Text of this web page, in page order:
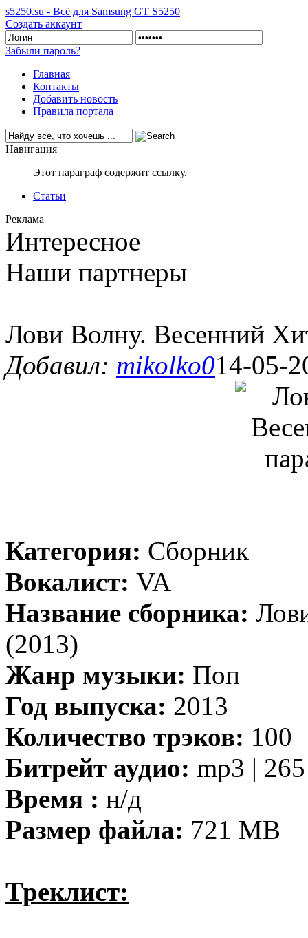
s5250.su - Всё для Samsung GT S5250
Создать аккаунт
Забыли пароль?
Главная
Контакты
Добавить новость
Правила портала
Навигация
Этот параграф содержит ссылку.
Статьи
Реклама
Интересное
Наши партнеры
Лови Волну. Весенний
Добавил: mikolko014-05-
Категория: Сборник
Вокалист: VA
Название сборника:
(2013)
Жанр музыки: Поп
Год выпуска: 2013
Количество трэков: 100
Битрейт аудио: mp3 |
Время : н/д
Размер файла: 721 MB
Треклист: